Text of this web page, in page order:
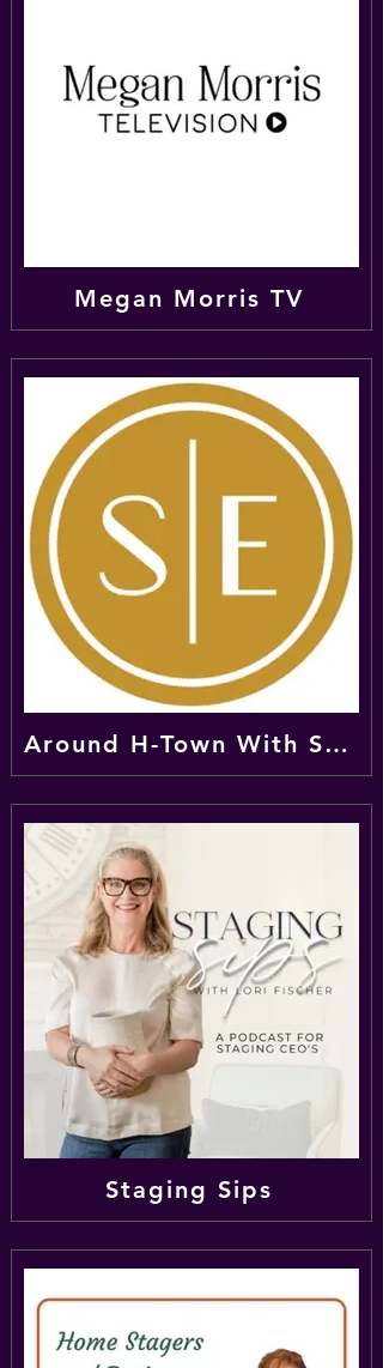
Megan Morris TV
Around H-Town With Simple Elegance
Staging Sips